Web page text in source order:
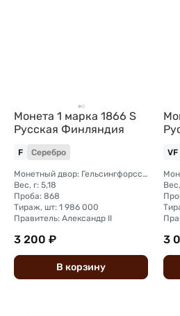
Монета 1 марка 1866 S
Русская Финляндия
F Серебро
Монетный двор: Гельсингфорсский монетный двор (Финляндия)
Вес, г: 5,18
Проба: 868
Тираж, шт: 1 986 000
Правитель: Александр II
3 200 ₽
В корзину
VF
3